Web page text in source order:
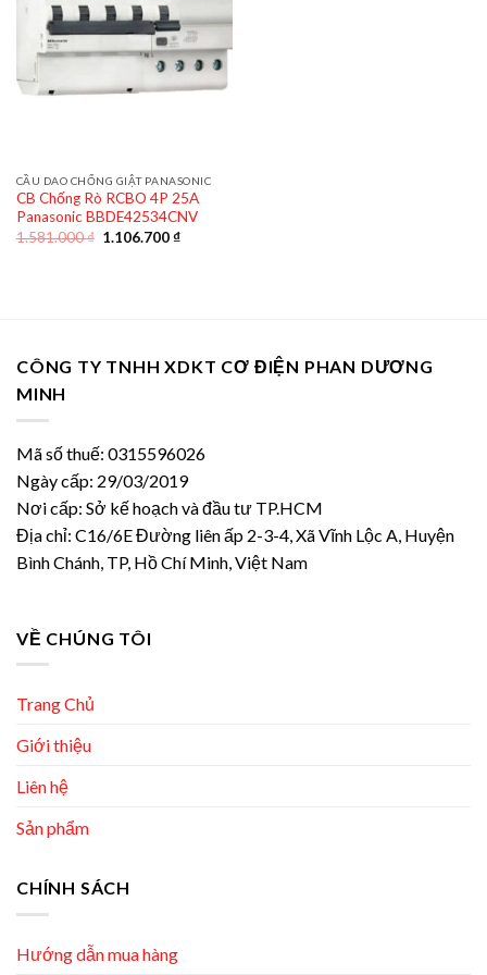
CẦU DAO CHỐNG GIẬT PANASONIC
CB Chống Rò RCBO 4P 25A
Panasonic BBDE42534CNV
1.581.000₫ Giá
1.106.700₫Giá
CÔNG TY TNHH XDKT CƠ ĐIỆN PHAN DƯƠNG
MINH
Mã số thuế: 0315596026
Ngày cấp: 29/03/2019
Nơi cấp: Sở kế hoạch và đầu tư TP.HCM
Địa chỉ: C16/6E Đường liên ấp 2-3-4, Xã Vĩnh Lộc A, Huyện
Bình Chánh, TP, Hồ Chí Minh, Việt Nam
VỀ CHÚNG TÔI
Trang Chủ
Giới thiệu
Liên hệ
Sản phẩm
CHÍNH SÁCH
Hướng dẫn mua hàng